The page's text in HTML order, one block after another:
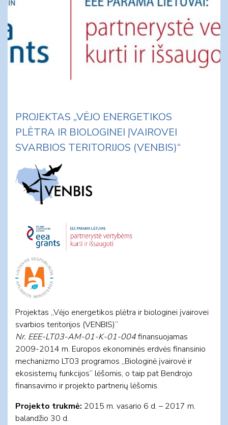
PROJEKTAS „VĖJO ENERGETIKOS
PLĖTRA IR BIOLOGINEI ĮVAIROVEI
SVARBIOS TERITORIJOS (VENBIS)“
Projektas „Vėjo energetikos plėtra ir biologinei įvairovei
svarbios teritorijos (VENBIS)“
Nr. EEE-LT03-AM-01-K-01-004finansuojamas
2009-2014 m. Europos ekonominės erdvės finansinio
mechanizmo LT03 programos „Biologinė įvairovė ir
ekosistemų funkcijos“ lėšomis, o taip pat Bendrojo
finansavimo ir projekto partnerių lėšomis.
Projekto trukmė: 2015 m. vasario 6 d. – 2017 m.
balandžio 30 d.